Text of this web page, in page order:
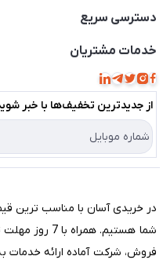
دسترسی سریع
حساب کاربری
مجله فروشگاه
لیست محصولات
درباره ما
تماس با ما
خدمات مشتریان
قوانین و مقررات
حریم خصوصی
راهنما
از جدید‌ترین تخفیف‌ها با‌ خبر
در خریدی آسان با مناسب ترین
شما هستیم.
فروش، شرکت آماده ارائه